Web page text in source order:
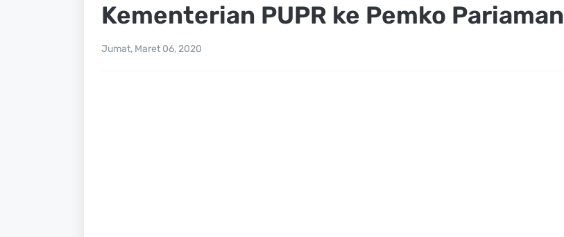
Kementerian PUPR ke Pemko Pariaman
Jumat, Maret 06, 2020